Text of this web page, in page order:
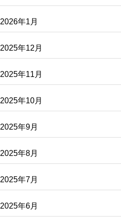
2026年1月
2025年12月
2025年11月
2025年10月
2025年9月
2025年8月
2025年7月
2025年6月